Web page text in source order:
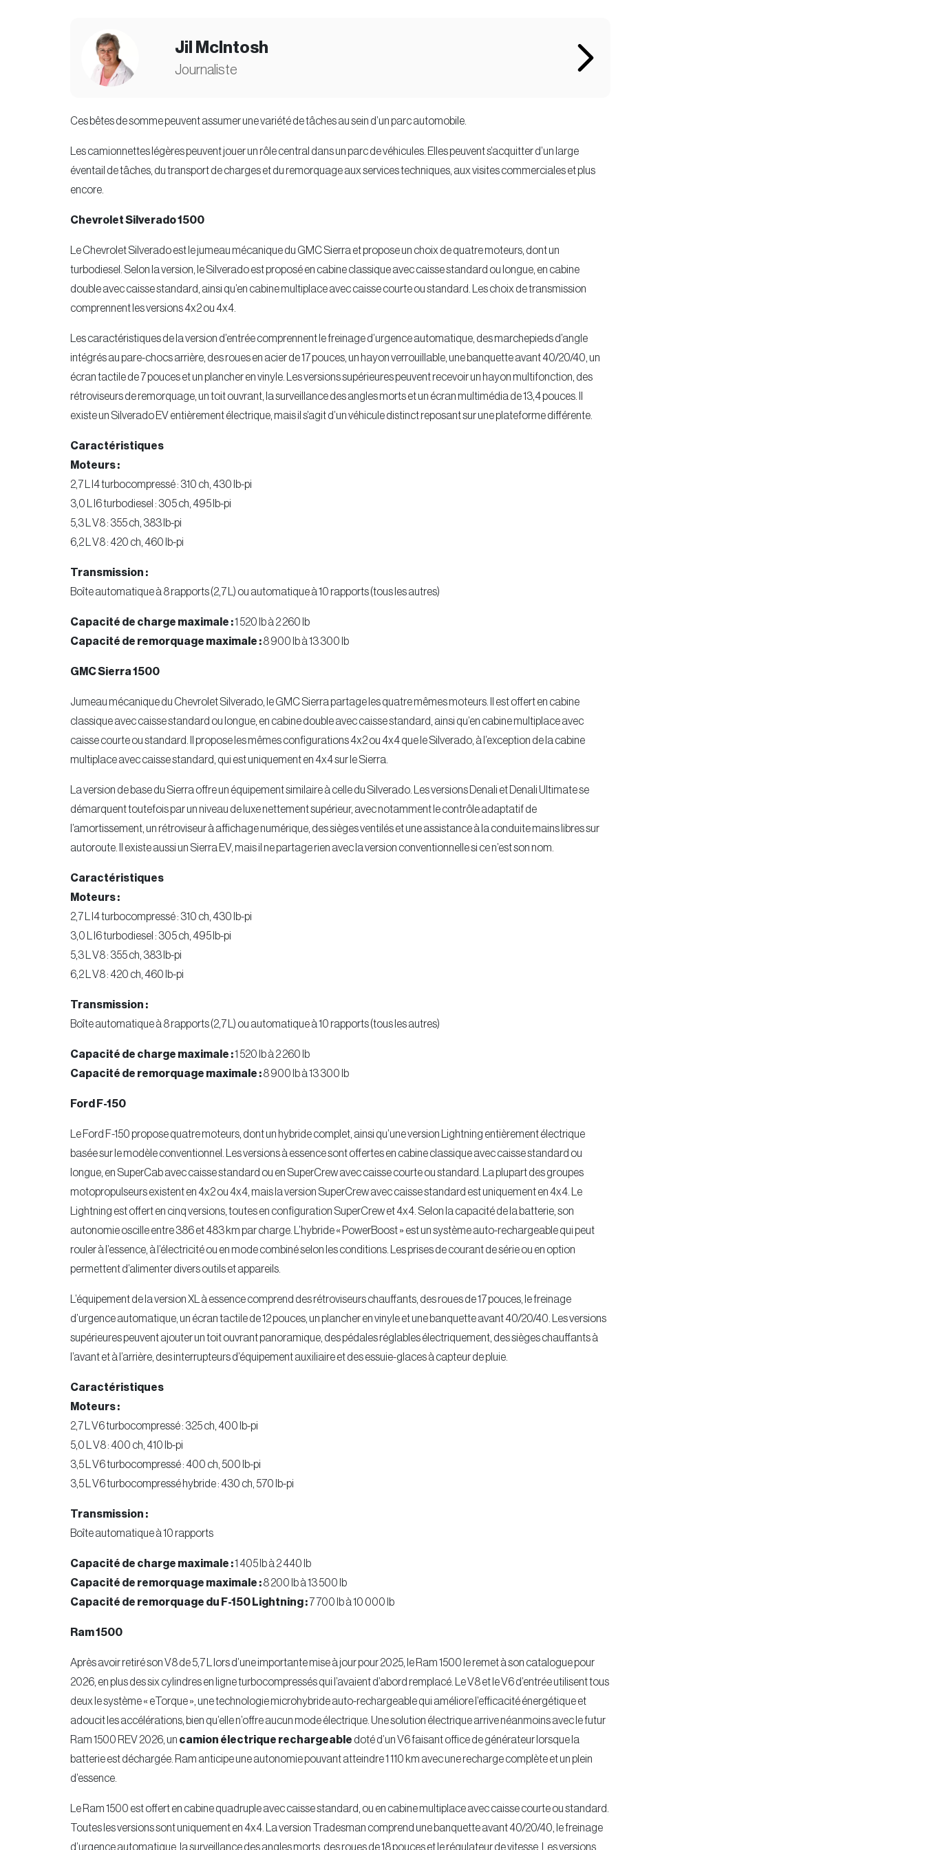
Jil McIntosh
Journaliste
Ces bêtes de somme peuvent assumer une variété de tâches au sein d’un parc automobile.
Les camionnettes légères peuvent jouer un rôle central dans un parc de véhicules. Elles peuvent s’acquitter d’un large
éventail de tâches, du transport de charges et du remorquage aux services techniques, aux visites commerciales et plus
encore.
Chevrolet Silverado 1500
Le Chevrolet Silverado est le jumeau mécanique du GMC Sierra et propose un choix de quatre moteurs, dont un
turbodiesel. Selon la version, le Silverado est proposé en cabine classique avec caisse standard ou longue, en cabine
double avec caisse standard, ainsi qu’en cabine multiplace avec caisse courte ou standard. Les choix de transmission
comprennent les versions 4x2 ou 4x4.
Les caractéristiques de la version d’entrée comprennent le freinage d’urgence automatique, des marchepieds d’angle
intégrés au pare-chocs arrière, des roues en acier de 17 pouces, un hayon verrouillable, une banquette avant 40/20/40, un
écran tactile de 7 pouces et un plancher en vinyle. Les versions supérieures peuvent recevoir un hayon multifonction, des
rétroviseurs de remorquage, un toit ouvrant, la surveillance des angles morts et un écran multimédia de 13,4 pouces. Il
existe un Silverado EV entièrement électrique, mais il s’agit d’un véhicule distinct reposant sur une plateforme différente.
Caractéristiques
Moteurs :
2,7 L I4 turbocompressé : 310 ch, 430 lb-pi
3,0 L I6 turbodiesel : 305 ch, 495 lb-pi
5,3 L V8 : 355 ch, 383 lb-pi
6,2 L V8 : 420 ch, 460 lb-pi
Transmission :
Boîte automatique à 8 rapports (2,7 L) ou automatique à 10 rapports (tous les autres)
Capacité de charge maximale :1 520 lb à 2 260 lb
Capacité de remorquage maximale :8 900 lb à 13 300 lb
GMC Sierra 1500
Jumeau mécanique du Chevrolet Silverado, le GMC Sierra partage les quatre mêmes moteurs. Il est offert en cabine
classique avec caisse standard ou longue, en cabine double avec caisse standard, ainsi qu’en cabine multiplace avec
caisse courte ou standard. Il propose les mêmes configurations 4x2 ou 4x4 que le Silverado, à l’exception de la cabine
multiplace avec caisse standard, qui est uniquement en 4x4 sur le Sierra.
La version de base du Sierra offre un équipement similaire à celle du Silverado. Les versions Denali et Denali Ultimate se
démarquent toutefois par un niveau de luxe nettement supérieur, avec notamment le contrôle adaptatif de
l’amortissement, un rétroviseur à affichage numérique, des sièges ventilés et une assistance à la conduite mains libres sur
autoroute. Il existe aussi un Sierra EV, mais il ne partage rien avec la version conventionnelle si ce n’est son nom.
Caractéristiques
Moteurs :
2,7 L I4 turbocompressé : 310 ch, 430 lb-pi
3,0 L I6 turbodiesel : 305 ch, 495 lb-pi
5,3 L V8 : 355 ch, 383 lb-pi
6,2 L V8 : 420 ch, 460 lb-pi
Transmission :
Boîte automatique à 8 rapports (2,7 L) ou automatique à 10 rapports (tous les autres)
Capacité de charge maximale :1 520 lb à 2 260 lb
Capacité de remorquage maximale :8 900 lb à 13 300 lb
Ford F-150
Le Ford F-150 propose quatre moteurs, dont un hybride complet, ainsi qu’une version Lightning entièrement électrique
basée sur le modèle conventionnel. Les versions à essence sont offertes en cabine classique avec caisse standard ou
longue, en SuperCab avec caisse standard ou en SuperCrew avec caisse courte ou standard. La plupart des groupes
motopropulseurs existent en 4x2 ou 4x4, mais la version SuperCrew avec caisse standard est uniquement en 4x4. Le
Lightning est offert en cinq versions, toutes en configuration SuperCrew et 4x4. Selon la capacité de la batterie, son
autonomie oscille entre 386 et 483 km par charge. L’hybride « PowerBoost » est un système auto-rechargeable qui peut
rouler à l’essence, à l’électricité ou en mode combiné selon les conditions. Les prises de courant de série ou en option
permettent d’alimenter divers outils et appareils.
L’équipement de la version XL à essence comprend des rétroviseurs chauffants, des roues de 17 pouces, le freinage
d’urgence automatique, un écran tactile de 12 pouces, un plancher en vinyle et une banquette avant 40/20/40. Les versions
supérieures peuvent ajouter un toit ouvrant panoramique, des pédales réglables électriquement, des sièges chauffants à
l’avant et à l’arrière, des interrupteurs d’équipement auxiliaire et des essuie-glaces à capteur de pluie.
Caractéristiques
Moteurs :
2,7 L V6 turbocompressé : 325 ch, 400 lb-pi
5,0 L V8 : 400 ch, 410 lb-pi
3,5 L V6 turbocompressé : 400 ch, 500 lb-pi
3,5 L V6 turbocompressé hybride : 430 ch, 570 lb-pi
Transmission :
Boîte automatique à 10 rapports
Capacité de charge maximale :1 405 lb à 2 440 lb
Capacité de remorquage maximale :8 200 lb à 13 500 lb
Capacité de remorquage du F-150 Lightning : 7 700 lb à 10 000 lb
Ram 1500
Après avoir retiré son V8 de 5,7 L lors d’une importante mise à jour pour 2025, le Ram 1500 le remet à son catalogue pour
2026, en plus des six cylindres en ligne turbocompressés qui l’avaient d’abord remplacé. Le V8 et le V6 d’entrée utilisent tous
deux le système « eTorque », une technologie microhybride auto-rechargeable qui améliore l’efficacité énergétique et
adoucit les accélérations, bien qu’elle n’offre aucun mode électrique. Une solution électrique arrive néanmoins avec le futur
Ram 1500 REV 2026, un camion électrique rechargeable doté d’un V6 faisant office de générateur lorsque la
batterie est déchargée. Ram anticipe une autonomie pouvant atteindre 1 110 km avec une recharge complète et un plein
d’essence.
Le Ram 1500 est offert en cabine quadruple avec caisse standard, ou en cabine multiplace avec caisse courte ou standard.
Toutes les versions sont uniquement en 4x4. La version Tradesman comprend une banquette avant 40/20/40, le freinage
d’urgence automatique, la surveillance des angles morts, des roues de 18 pouces et le régulateur de vitesse. Les versions